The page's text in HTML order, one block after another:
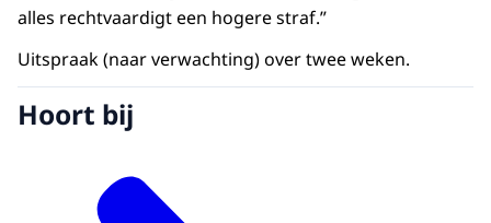
alles rechtvaardigt een hogere straf.”
Uitspraak (naar verwachting) over twee weken.
Hoort bij